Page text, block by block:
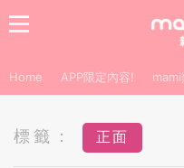
Home APP限定內容! mami
標籤： 正面